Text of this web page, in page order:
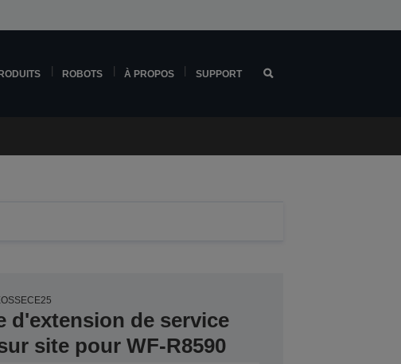
ROBOTS À PROPOS SUPPORT
d'extension de service
site pour WF-R8590